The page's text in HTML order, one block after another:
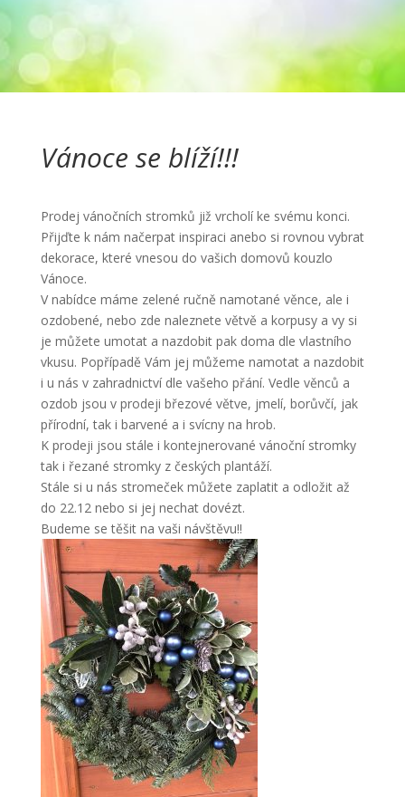
Vánoce se blíží!!!
Prodej vánočních stromků již vrcholí ke svému konci.
Přijďte k nám načerpat inspiraci anebo si rovnou vybrat
dekorace, které vnesou do vašich domovů kouzlo
Vánoce.
V nabídce máme zelené ručně namotané věnce, ale i
ozdobené, nebo zde naleznete větvě a korpusy a vy si
je můžete umotat a nazdobit pak doma dle vlastního
vkusu. Popřípadě Vám jej můžeme namotat a nazdobit
i u nás v zahradnictví dle vašeho přání. Vedle věnců a
ozdob jsou v prodeji březové větve, jmelí, borůvčí, jak
přírodní, tak i barvené a i svícny na hrob.
K prodeji jsou stále i kontejnerované vánoční stromky
tak i řezané stromky z českých plantáží.
Stále si u nás stromeček můžete zaplatit a odložit až
do 22.12 nebo si jej nechat dovézt.
Budeme se těšit na vaši návštěvu!!